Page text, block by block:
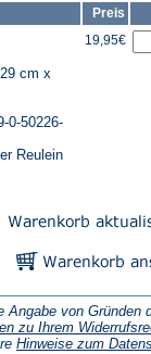
Preis
cm x
0-50226-
Reulein
19,95€
Angabe von Gründen
zu Ihrem
Hinweise zum